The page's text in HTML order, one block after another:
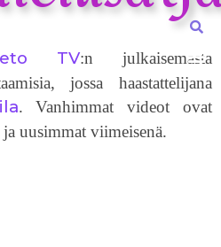
TV:n julkaisemasta
jossa haastattelijana
.Vanhimmat videot ovat
ja uusimmat viimeisenä.